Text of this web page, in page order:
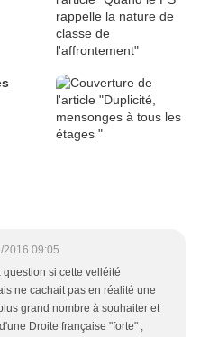
2016 09:05
si cette velléité
ne cachait pas en réalité une
grand nombre à souhaiter et
Droite française "forte" ,